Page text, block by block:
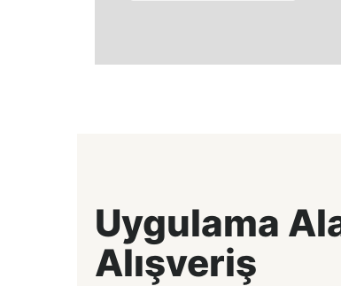
Uygulama
Alışveriş